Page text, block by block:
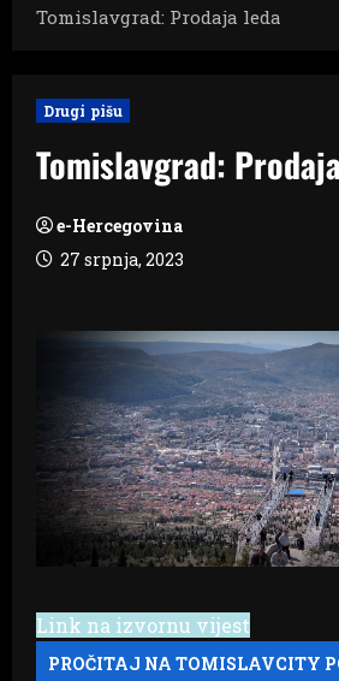
Tomislavgrad: Prodaja leda
Drugi pišu
Tomislavgrad:
e-Hercegovina
27 srpnja, 2023
Link na izvornu vijest